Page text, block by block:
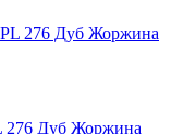
276 Дуб Жоржина